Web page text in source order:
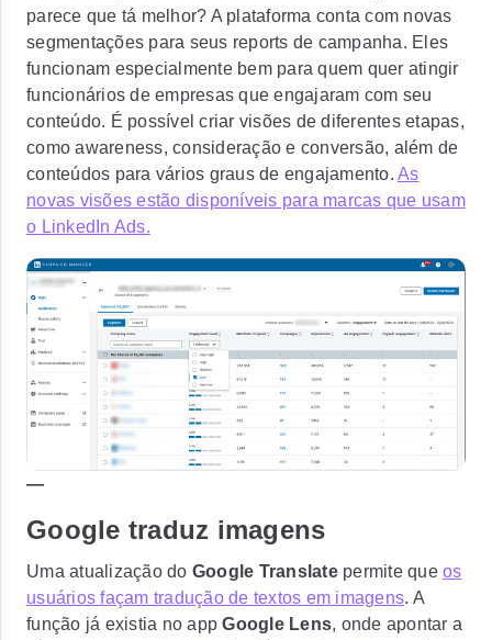
parece que tá melhor? A plataforma conta com novas
segmentações para seus reports de campanha. Eles
funcionam especialmente bem para quem quer atingir
funcionários de empresas que engajaram com seu
conteúdo. É possível criar visões de diferentes etapas,
como awareness, consideração e conversão, além de
conteúdos para vários graus de engajamento. As
novas visões estão disponíveis para marcas que usam
o LinkedIn Ads.
—
Google traduz imagens
Uma atualização do Google Translatepermite que os
usuários façam tradução de textos em imagens. A
função já existia no appGoogle Lens, onde apontar a